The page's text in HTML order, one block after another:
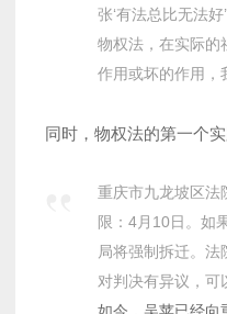
张‘有法总比无法
物权法，在实际的
作用或坏的作用，
同时，物权法的第一个实
重庆市九龙坡区法
限：4月10日。如
局将强制拆迁。
对判决有异议，可